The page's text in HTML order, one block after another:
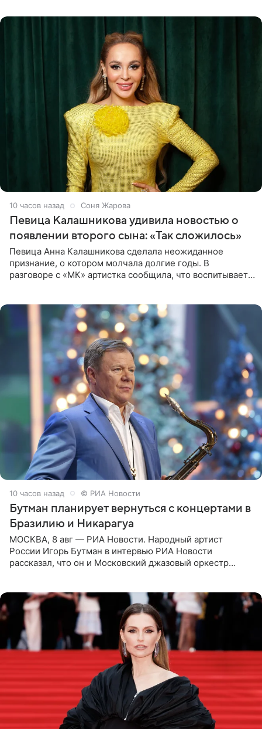
10 часов назад Соня Жарова
Певица Калашникова удивила новостью о
появлении второго сына: «Так сложилось»
Певица Анна Калашникова сделала неожиданное
признание, о котором молчала долгие годы. В
разговоре с «МК» артистка сообщила, что воспитывает
10 часов назад © РИА Новости
Бутман планирует вернуться с концертами в
Бразилию и Никарагуа
МОСКВА, 8 авг — РИА Новости. Народный артист
России Игорь Бутман в интервью РИА Новости
рассказал, что он и Московский джазовый оркестр